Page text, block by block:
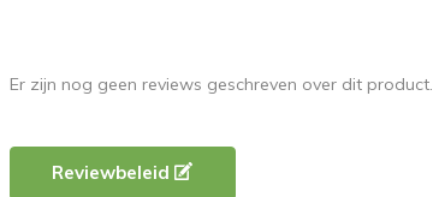
Er zijn nog geen reviews geschreven over dit product.
Reviewbeleid